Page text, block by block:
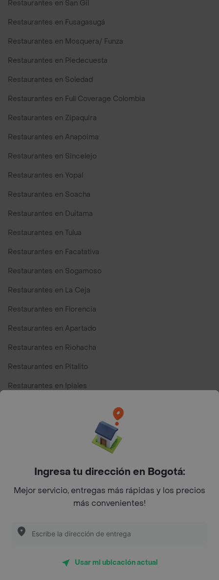
Restaurantes en San Gil
Restaurantes en Fusagasugá
Restaurantes en Mosquera/ Funza
Restaurantes en Piedecuesta
Restaurantes en Soledad
Restaurantes en Full Coverage Colombia
Restaurantes en Zipaquira
Restaurantes en Anapoima
Restaurantes en Sincelejo
Restaurantes en Yopal
Restaurantes en Soacha
Restaurantes en Duitama
Restaurantes en Tulua
Restaurantes en Facatativa
Restaurantes en Sogamoso
Restaurantes en La Ceja
Restaurantes en Florencia
Restaurantes en Apartado
Restaurantes en Riohacha
Restaurantes en Pitalito
Restaurantes en Ipiales
Top Marcas y Cadenas de Restaurantes
Encuéntranos en estos países
App Store Google play
Restaurantes cerca de mi para pedir Comida a Domicilio -
Ingresa tu dirección en Bogotá:
Mejor servicio, entregas más rápidas y los precios
más convenientes!
Usar mi ubicación actual